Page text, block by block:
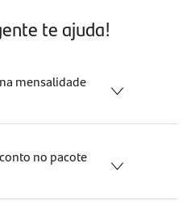
te ajuda!
mensalidade
Empresas garante
agora, isenta daqui a 2
no pacote